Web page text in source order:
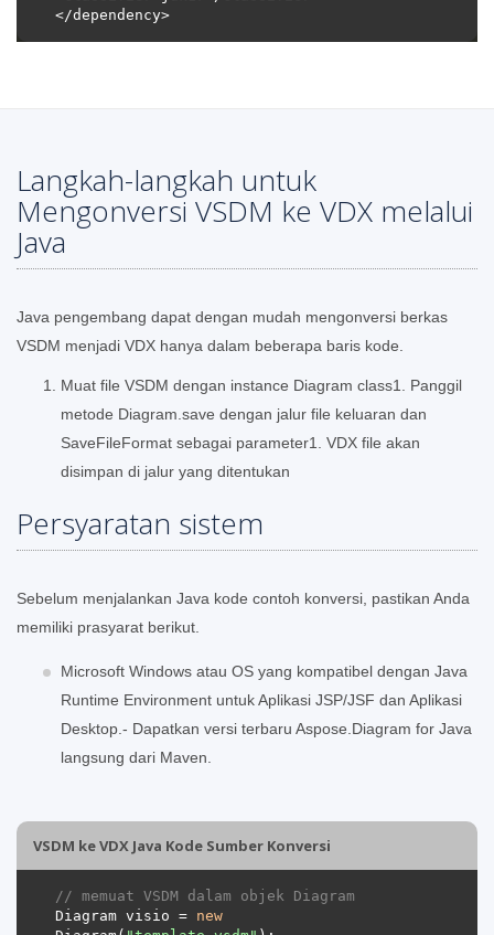
Langkah-langkah untuk
Mengonversi VSDM ke VDX melalui
Java
Java pengembang dapat dengan mudah mengonversi berkas
VSDM menjadi VDX hanya dalam beberapa baris kode.
Muat file VSDM dengan instance Diagram class1. Panggil
metode Diagram.save dengan jalur file keluaran dan
SaveFileFormat sebagai parameter1. VDX file akan
disimpan di jalur yang ditentukan
Persyaratan sistem
Sebelum menjalankan Java kode contoh konversi, pastikan Anda
memiliki prasyarat berikut.
Microsoft Windows atau OS yang kompatibel dengan Java
Runtime Environment untuk Aplikasi JSP/JSF dan Aplikasi
Desktop.- Dapatkan versi terbaru Aspose.Diagram for Java
langsung dari Maven.
VSDM ke VDX Java Kode Sumber Konversi
// memuat VSDM dalam objek Diagram
Diagram visio = new